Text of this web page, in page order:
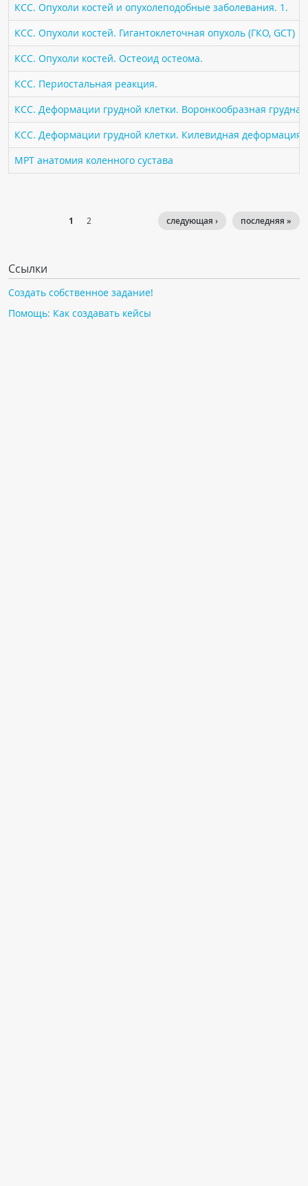
ПОМОЩЬ
КСС. Опухоли костей и опухолеподобные заболевания. 1.
КСС. Опухоли костей. Гигантоклеточная опухоль (ГКО, GCT)
КСС. Опухоли костей. Остеоид остеома.
КСС. Периостальная реакция.
КСС. Деформации грудной клетки. Воронкообразная
КСС. Деформации грудной клетки. Килевидная деформация
МРТ анатомия коленного сустава
1 2 последняя »
следующая ›
Ссылки
Создать собственное задание!
Помощь: Как создавать кейсы